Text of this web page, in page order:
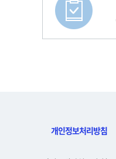
개인정보처리방침